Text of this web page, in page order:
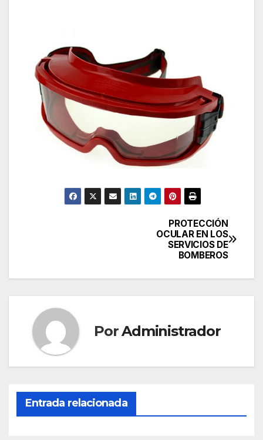
entradas
PROTECCIÓN
OCULAR EN LOS
SERVICIOS DE
BOMBEROS
PorAdministrador
Entrada relacionada